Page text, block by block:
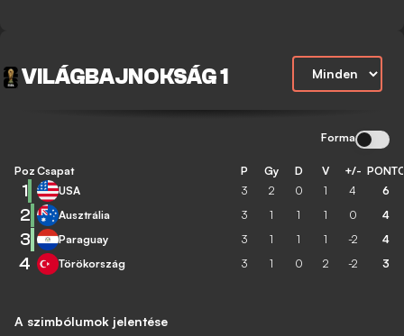
VILÁGBAJNOKSÁG 1
Forma
A szimbólumok jelentése
Poz Csapat P Gy D V +/-
1 USA 3 2 0 1 4 6
2 Ausztrália 3 1 1 1 0 4
3 Paraguay 3 1 1 1 -2 4
4 Törökország 3 1 0 2 -2 3